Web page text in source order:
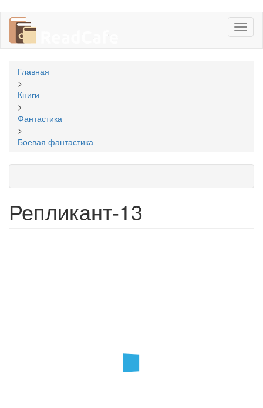
Перейти
основному
Вы
здесь
Главная
>
Книги
>
Фантастика
>
Боевая фантастика
Репликант-13